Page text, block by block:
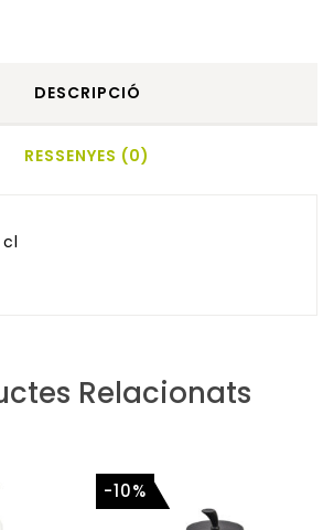
DESCRIPCIÓ
RESSENYES (0)
Relacionats
-10%